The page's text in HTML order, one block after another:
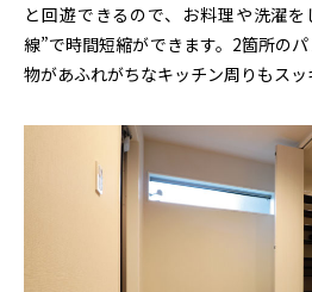
と回遊できるので、お料理や洗濯
線”で時間短縮ができます。2箇所のパ
物があふれがちなキッチン周りもスッ